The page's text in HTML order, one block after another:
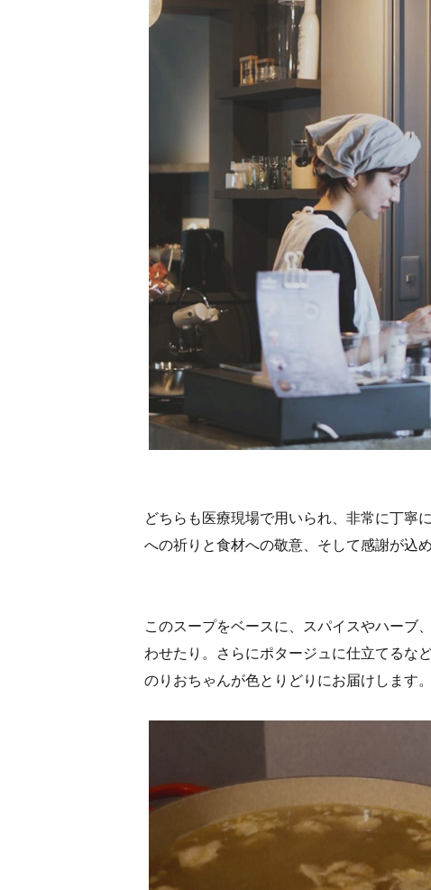
どちらも医療現場で用いられ、非常に丁寧
への祈りと食材への敬意、そして感謝が込
このスープをベースに、スパイスやハーブ
わせたり。さらにポタージュに仕立てるな
のりおちゃんが色とりどりにお届けします。